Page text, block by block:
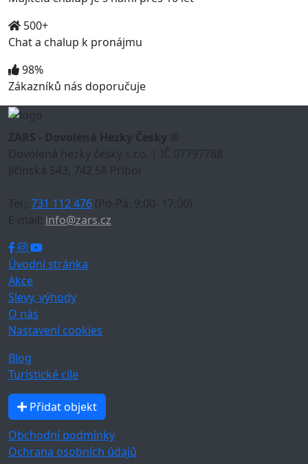
500+
Chat a chalup k pronájmu
98%
Zákazníků nás doporučuje
ZARS - Dovolená Hezky Česky ®
Dovolená hezky česky s.r.o. | IČ 07797788
Jičínská 543, 742 58 Příbor
Tel.: 731 112 476 (Po-Pá: 9:00- 17:00)
E-mail: info@zars.cz
Úvodní stránka
Akce
Slevy, výhody
O nás
Nastavení cookies
Blog
Turistické cíle
Přidat objekt
Obchodní podmínky
Ochrana osobních údajů